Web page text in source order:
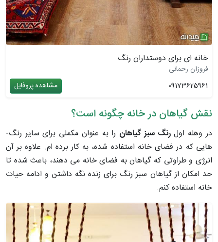
خانه ای برای دوستداران رنگ
فروزان رحمانی
09173625961
مشاهده پروفایل
نقش گیاهان در خانه چگونه است؟
در وهله­ اولرنگ سبز گیاهانرا به عنوان مکملی برای سایر رنگ­
هایی که در فضای خانه استفاده شده، به کار برده ­ام. علاوه بر آن
انرژی و طراوتی که گیاهان به فضای خانه می ­دهند، باعث شده تا
حد امکان از گیاهان سبز رنگ برای زنده نگه داشتن و ادامه­ حیات
خانه استفاده کنم.